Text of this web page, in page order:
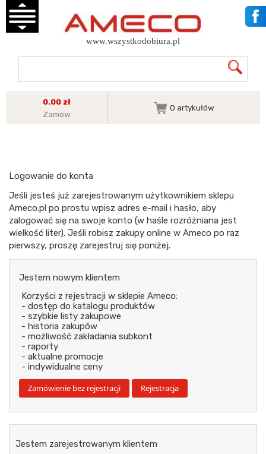
www.wszystkodobiura.pl
0.00 zł
Zamów
0 artykułów
Logowanie do konta
Jeśli jesteś już zarejestrowanym użytkownikiem sklepu
Ameco.pl po prostu wpisz adres e-mail i hasło, aby
zalogować się na swoje konto (w haśle rozróżniana jest
wielkość liter). Jeśli robisz zakupy online w Ameco po raz
pierwszy, proszę zarejestruj się poniżej.
Jestem nowym klientem
Korzyści z rejestracji w sklepie Ameco:
- dostęp do katalogu produktów
- szybkie listy zakupowe
- historia zakupów
- możliwość zakładania subkont
- raporty
- aktualne promocje
- indywidualne ceny
Jestem zarejestrowanym klientem